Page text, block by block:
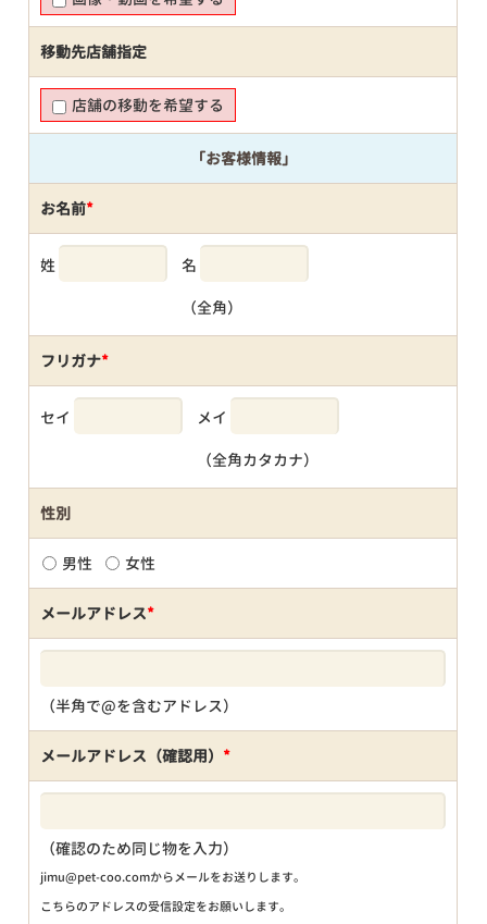
移動先店舗指定
店舗の移動を希望する
「お客様情報」
お名前*
姓 名
（全角）
フリガナ*
セイ メイ
（全角カタカナ）
性別
男性 女性
メールアドレス*
（半角で@を含むアドレス）
メールアドレス（確認用） *
（確認のため同じ物を入力）
jimu@pet-coo.comからメールをお送りします。
こちらのアドレスの受信設定をお願いします。